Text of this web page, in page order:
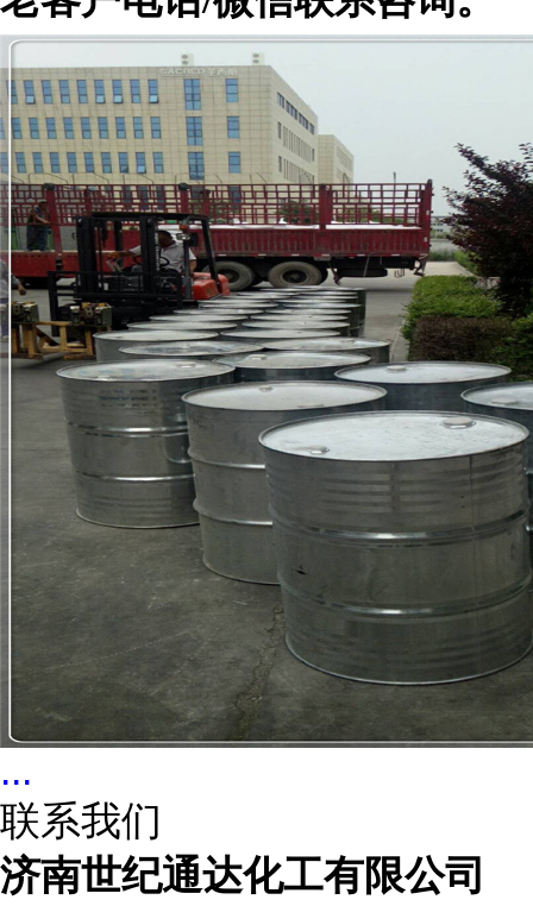
...
联系我们
济南世纪通达化工有限公司